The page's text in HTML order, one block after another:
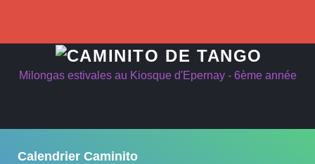
Milongas estivales au Kiosque d'Epernay - 6ème année
Calendrier Caminito